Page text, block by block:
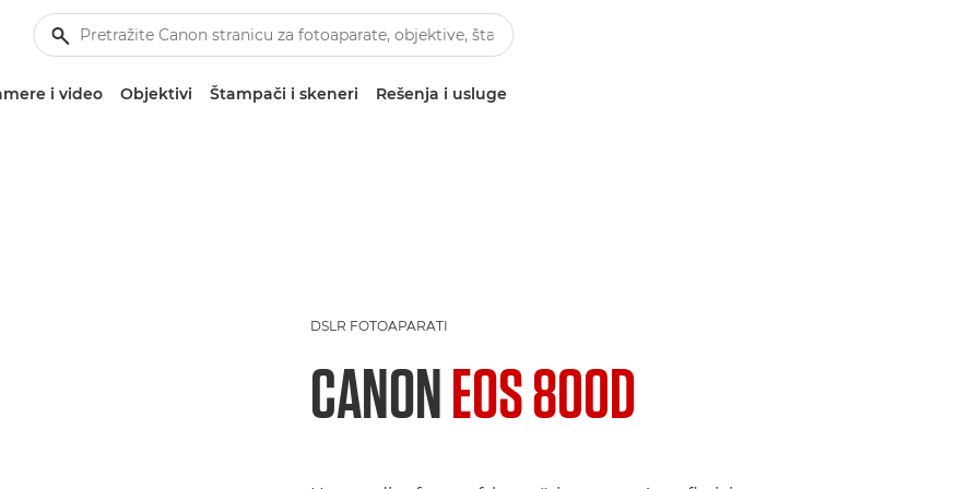
i video Objektivi Štampači i skeneri Rešenja i usluge
DSLR FOTOAPARATI
CANONEOS 800D